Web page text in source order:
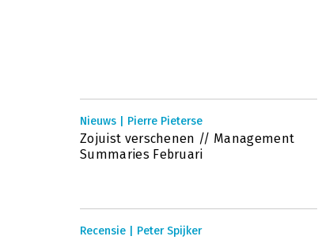
Nieuws | Pierre Pieterse
Zojuist verschenen // Management
Summaries Februari
Recensie | Peter Spijker